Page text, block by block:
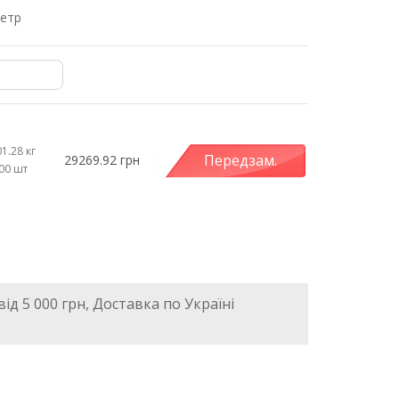
кг
шт
29269.92 грн Передзам.
5 000 грн, Доставка по Україні